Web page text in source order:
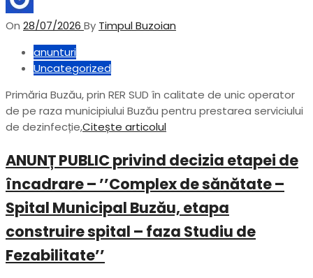
On 28/07/2026 By Timpul Buzoian
anunturi
Uncategorized
Primăria Buzău, prin RER SUD în calitate de unic operator
de pe raza municipiului Buzău pentru prestarea serviciului
de dezinfecție,Citește articolul
ANUNȚ PUBLIC privind decizia etapei de
încadrare – ’’Complex de sănătate –
Spital Municipal Buzău, etapa
construire spital – faza Studiu de
Fezabilitate’’